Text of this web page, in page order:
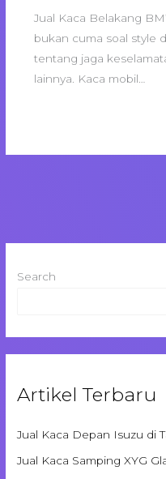
Jual Kaca Belakang
bukan cuma soal style
tentang jaga
lainnya. Kaca mobil…
Search
Artikel Terbaru
Jual Kaca Depan Isuzu di
Jual Kaca Samping XYG